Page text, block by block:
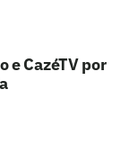
e CazéTV por